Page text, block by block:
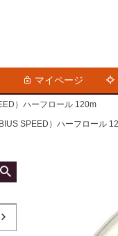
マイページ
）ハーフロール 120m
SPEED）ハーフロール